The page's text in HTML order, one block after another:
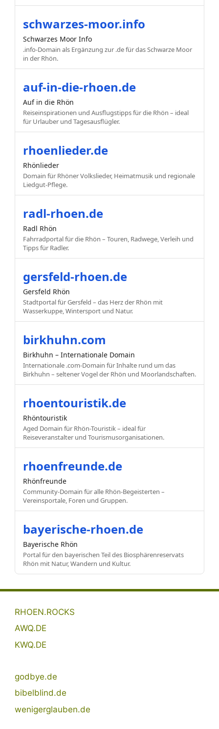
schwarzes-moor.info
Schwarzes Moor Info
.info-Domain als Ergänzung zur .de für das Schwarze Moor
in der Rhön.
auf-in-die-rhoen.de
Auf in die Rhön
Reiseinspirationen und Ausflugstipps für die Rhön – ideal
für Urlauber und Tagesausflügler.
rhoenlieder.de
Rhönlieder
Domain für Rhöner Volkslieder, Heimatmusik und regionale
Liedgut-Pflege.
radl-rhoen.de
Radl Rhön
Fahrradportal für die Rhön – Touren, Radwege, Verleih und
Tipps für Radler.
gersfeld-rhoen.de
Gersfeld Rhön
Stadtportal für Gersfeld – das Herz der Rhön mit
Wasserkuppe, Wintersport und Natur.
birkhuhn.com
Birkhuhn – Internationale Domain
Internationale .com-Domain für Inhalte rund um das
Birkhuhn – seltener Vogel der Rhön und Moorlandschaften.
rhoentouristik.de
Rhöntouristik
Aged Domain für Rhön-Touristik – ideal für
Reiseveranstalter und Tourismusorganisationen.
rhoenfreunde.de
Rhönfreunde
Community-Domain für alle Rhön-Begeisterten –
Vereinsportale, Foren und Gruppen.
bayerische-rhoen.de
Bayerische Rhön
Portal für den bayerischen Teil des Biosphärenreservats
Rhön mit Natur, Wandern und Kultur.
RHOEN.ROCKS
AWQ.DE
KWQ.DE
godbye.de
bibelblind.de
wenigerglauben.de